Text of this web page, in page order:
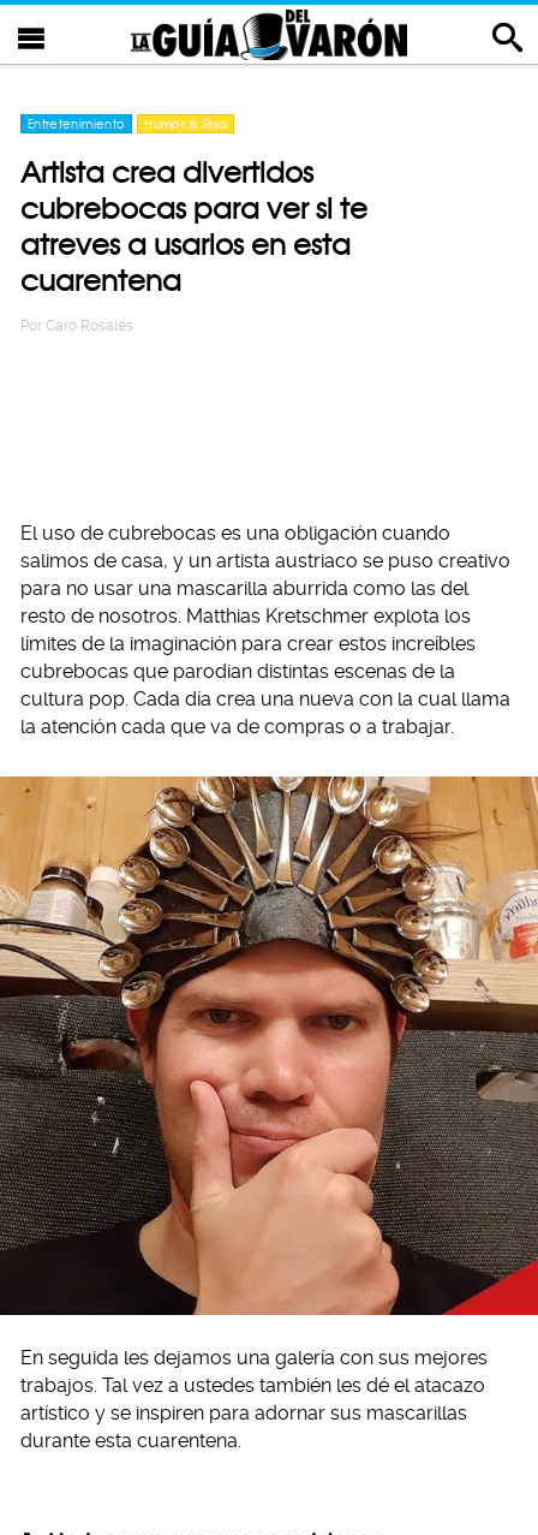
Entretenimiento Humor & Risa
Artista crea divertidos
cubrebocas para ver si te
atreves a usarlos en esta
cuarentena
Por Caro Rosales
El uso de cubrebocas es una obligación cuando
salimos de casa, y un artista austriaco se puso creativo
para no usar una mascarilla aburrida como las del
resto de nosotros. Matthias Kretschmer explota los
límites de la imaginación para crear estos increíbles
cubrebocas que parodian distintas escenas de la
cultura pop. Cada día crea una nueva con la cual llama
la atención cada que va de compras o a trabajar.
En seguida les dejamos una galería con sus mejores
trabajos. Tal vez a ustedes también les dé el atacazo
artístico y se inspiren para adornar sus mascarillas
durante esta cuarentena.